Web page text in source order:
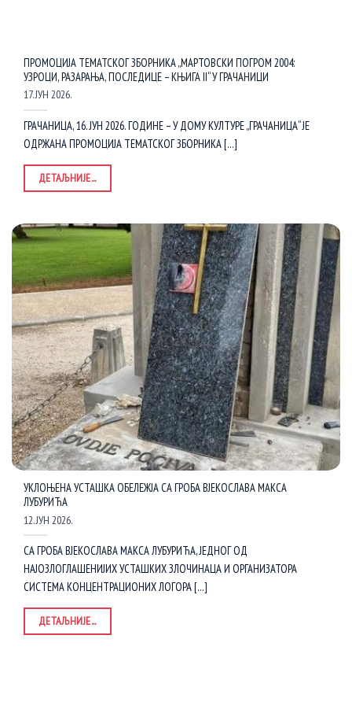
ПРОМОЦИЈА ТЕМАТСКОГ ЗБОРНИКА „МАРТОВСКИ ПОГРОМ 2004:
УЗРОЦИ, РАЗАРАЊА, ПОСЛЕДИЦЕ – КЊИГА II“ У ГРАЧАНИЦИ
17. ЈУН 2026.
ГРАЧАНИЦА, 16. ЈУН 2026. ГОДИНЕ – У ДОМУ КУЛТУРЕ „ГРАЧАНИЦА“ ЈЕ
ОДРЖАНА ПРОМОЦИЈА ТЕМАТСКОГ ЗБОРНИКА [...]
ДЕТАЉНИЈЕ...
УКЛОЊЕНА УСТАШКА ОБЕЛЕЖЈА СА ГРОБА ВЈЕКОСЛАВА МАКСА
ЛУБУРИЋА
12. ЈУН 2026.
СА ГРОБА ВЈЕКОСЛАВА МАКСА ЛУБУРИЋА, ЈЕДНОГ ОД
НАЈОЗЛОГЛАШЕНИЈИХ УСТАШКИХ ЗЛОЧИНАЦА И ОРГАНИЗАТОРА
СИСТЕМА КОНЦЕНТРАЦИОНИХ ЛОГОРА [...]
ДЕТАЉНИЈЕ...